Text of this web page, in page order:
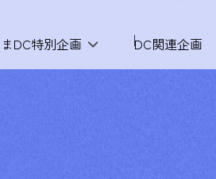
DC特別企画 DC関連企画